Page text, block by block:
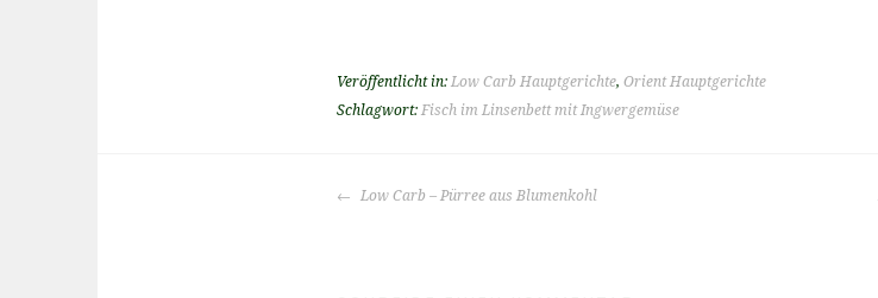
Veröffentlicht in: Low Carb Hauptgerichte, Orient Hauptgerichte
Schlagwort: Fisch im Linsenbett mit Ingwergemüse
BEITRAGS-
Low Carb – Pürree aus Blumenkohl